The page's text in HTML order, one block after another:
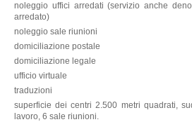
noleggio uffici arredati (servizio anche
arredato)
noleggio sale riunioni
domiciliazione postale
domiciliazione legale
ufficio virtuale
traduzioni
superficie dei centri 2.500 metri quadrati,
lavoro, 6 sale riunioni.